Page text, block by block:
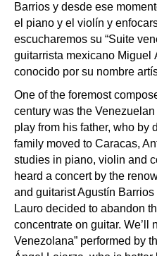
Barrios y desde ese
el piano y el violín y
escucharemos su “Suite
guitarrista mexicano Miguel
conocido por su nombre
One of the foremost
century was the
play from his father, who by
family moved to Caracas,
studies in piano, violin and
heard a concert by the
and guitarist Agustín
Lauro decided to abandon
concentrate on guitar. We’ll
Venezolana” performed by